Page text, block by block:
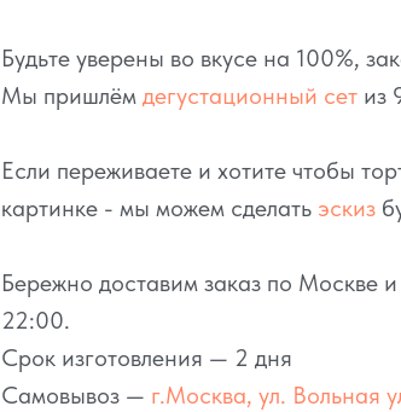
Будьте уверены во вкусе на 100%,
Мы пришлём дегустационный сет из
Если переживаете и хотите чтобы
картинке - мы можем сделать эскиз
Бережно доставим заказ по Москве
22:00.
Срок изготовления — 2 дня
Самовывоз — г.Москва, ул. Вольная